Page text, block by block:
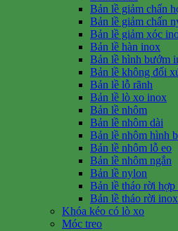
Bản lề giảm chấn
Bản lề giảm chấn
Bản lề giảm xóc
Bản lề hàn inox
Bản lề hình bướm
Bản lề không đối
Bản lề lỗ rãnh
Bản lề lò xo inox
Bản lề nhôm
Bản lề nhôm dài
Bản lề nhôm hình
Bản lề nhôm lỗ eo
Bản lề nhôm ngắn
Bản lề nylon
Bản lề tháo rời
Bản lề tháo rời inox
Khóa kéo có lò xo
Móc treo